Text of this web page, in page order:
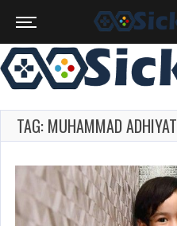
TAG: MUHAMMAD ADHIYAT